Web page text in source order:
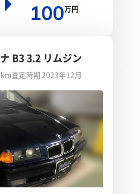
100万円
B3 3.2 リムジン
査定時期 2023年12月